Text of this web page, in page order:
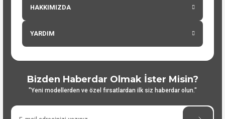
HAKKIMIZDA
YARDIM
Bizden Haberdar Olmak İster Misin?
"Yeni modellerden ve özel fırsatlardan ilk siz haberdar olun."